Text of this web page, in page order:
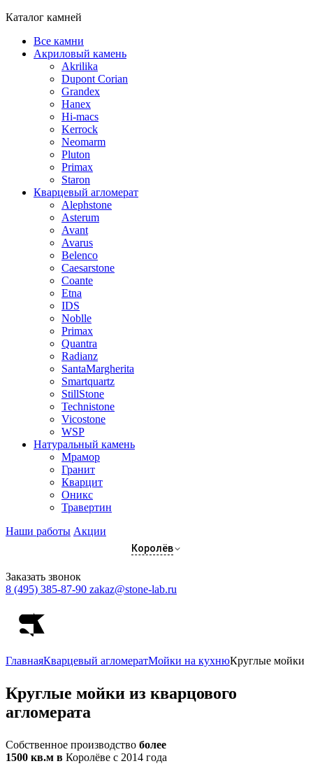
Каталог камней
Все камни
Акриловый камень
Akrilika
Dupont Corian
Grandex
Hanex
Hi-macs
Kerrock
Neomarm
Pluton
Primax
Staron
Кварцевый агломерат
Alephstone
Asterum
Avant
Avarus
Belenco
Caesarstone
Coante
Etna
IDS
Noblle
Primax
Quantra
Radianz
SantaMargherita
Smartquartz
StillStone
Technistone
Vicostone
WSP
Натуральный камень
Мрамор
Гранит
Кварцит
Оникс
Травертин
Наши работы Акции
Королёв
Заказать звонок
8 (495) 385-87-90 zakaz@stone-lab.ru
ГлавнаяКварцевый агломератМойки на кухнюКруглые мойки
Круглые мойки из кварцового
агломерата
Собственное производство более
1500 кв.м в Королёве с 2014 года